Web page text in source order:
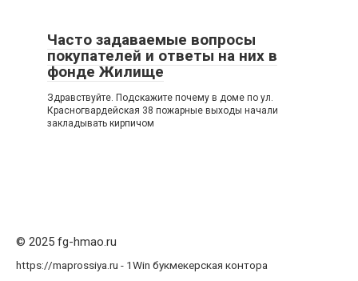
Часто задаваемые вопросы
покупателей и ответы на них в
фонде Жилище
Здравствуйте. Подскажите почему в доме по ул.
Красногвардейская 38 пожарные выходы начали
закладывать кирпичом
© 2025 fg-hmao.ru
https://maprossiya.ru - 1Win букмекерская контора